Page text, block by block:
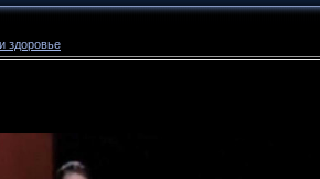
здоровье